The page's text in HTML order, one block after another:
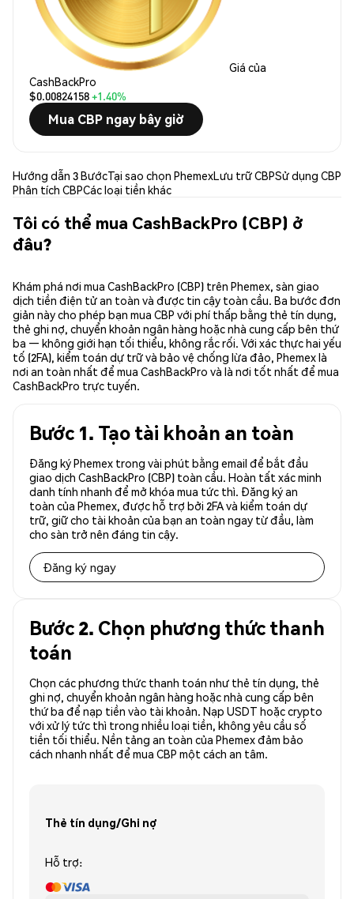
Giá của
CashBackPro
$0.00824158+1.40%
Mua CBP ngay bây giờ
Hướng dẫn 3 BướcTại sao chọn PhemexLưu trữ CBPSử dụng CBP
Phân tích CBPCác loại tiền khác
Tôi có thể mua CashBackPro (CBP) ở
đâu?
Khám phá nơi mua CashBackPro (CBP) trên Phemex, sàn giao
dịch tiền điện tử an toàn và được tin cậy toàn cầu. Ba bước đơn
giản này cho phép bạn mua CBP với phí thấp bằng thẻ tín dụng,
thẻ ghi nợ, chuyển khoản ngân hàng hoặc nhà cung cấp bên thứ
ba — không giới hạn tối thiểu, không rắc rối. Với xác thực hai yếu
tố (2FA), kiểm toán dự trữ và bảo vệ chống lừa đảo, Phemex là
nơi an toàn nhất để mua CashBackPro và là nơi tốt nhất để mua
CashBackPro trực tuyến.
Bước 1. Tạo tài khoản an toàn
Đăng ký Phemex trong vài phút bằng email để bắt đầu
giao dịch CashBackPro (CBP) toàn cầu. Hoàn tất xác minh
danh tính nhanh để mở khóa mua tức thì. Đăng ký an
toàn của Phemex, được hỗ trợ bởi 2FA và kiểm toán dự
trữ, giữ cho tài khoản của bạn an toàn ngay từ đầu, làm
cho sàn trở nên đáng tin cậy.
Đăng ký ngay
Bước 2. Chọn phương thức thanh
toán
Chọn các phương thức thanh toán như thẻ tín dụng, thẻ
ghi nợ, chuyển khoản ngân hàng hoặc nhà cung cấp bên
thứ ba để nạp tiền vào tài khoản. Nạp USDT hoặc crypto
với xử lý tức thì trong nhiều loại tiền, không yêu cầu số
tiền tối thiểu. Nền tảng an toàn của Phemex đảm bảo
cách nhanh nhất để mua CBP một cách an tâm.
Thẻ tín dụng/Ghi nợ
Hỗ trợ: